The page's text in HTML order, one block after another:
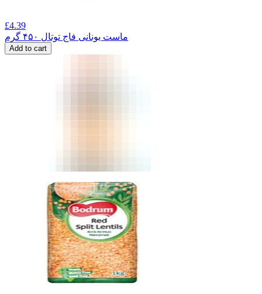
£4.39
ماست یونانی فاج توتال ۴۵۰ گرم
Add to cart